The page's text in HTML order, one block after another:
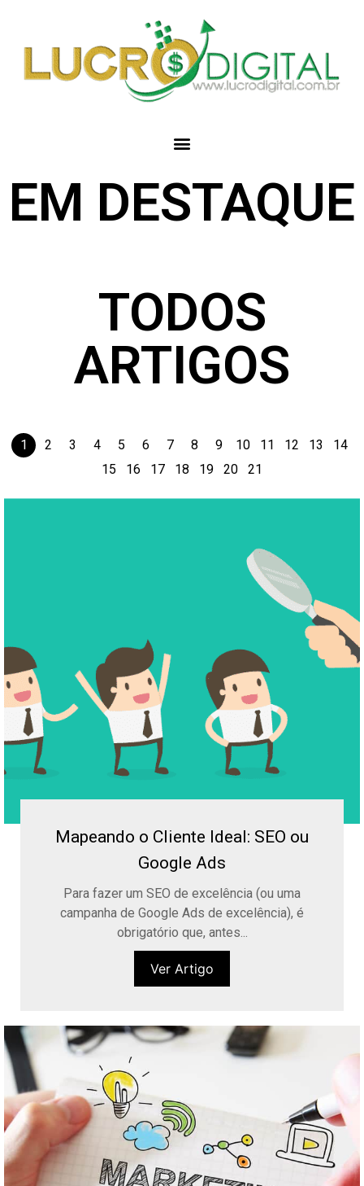
EM DESTAQUE
TODOS
ARTIGOS
1 2 3 4 5 6 7 8 9 10 11 12 13
14
15
16 17 18 19 20 21
Mapeando o Cliente Ideal: SEO ou
Google Ads
Para fazer um SEO de excelência (ou uma
campanha de Google Ads de excelência), é
obrigatório que, antes...
Ver Artigo